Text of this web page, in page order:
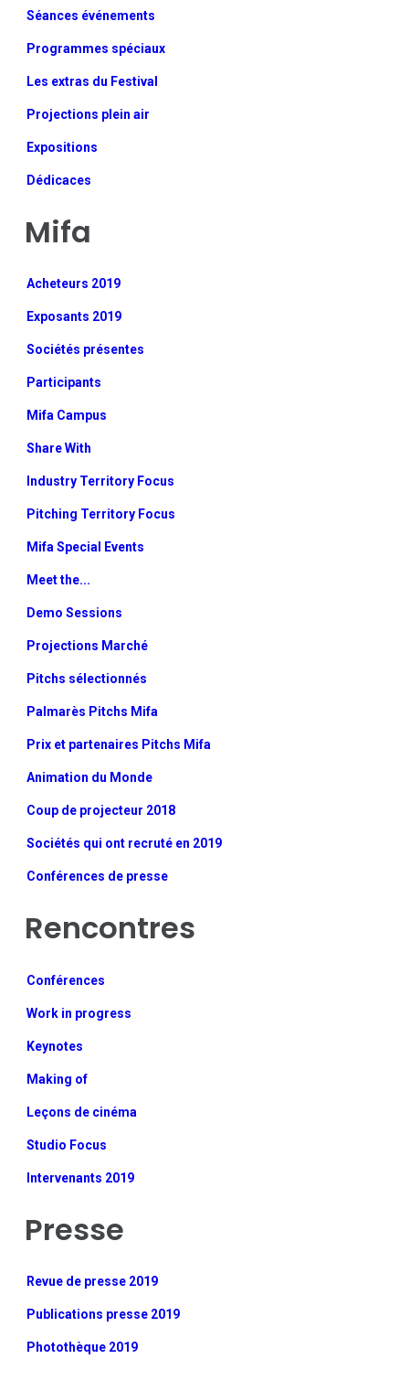
Séances événements
Programmes spéciaux
Les extras du Festival
Projections plein air
Expositions
Dédicaces
Mifa
Acheteurs 2019
Exposants 2019
Sociétés présentes
Participants
Mifa Campus
Share With
Industry Territory Focus
Pitching Territory Focus
Mifa Special Events
Meet the...
Demo Sessions
Projections Marché
Pitchs sélectionnés
Palmarès Pitchs Mifa
Prix et partenaires Pitchs Mifa
Animation du Monde
Coup de projecteur 2018
Sociétés qui ont recruté en 2019
Conférences de presse
Rencontres
Conférences
Work in progress
Keynotes
Making of
Leçons de cinéma
Studio Focus
Intervenants 2019
Presse
Revue de presse 2019
Publications presse 2019
Photothèque 2019